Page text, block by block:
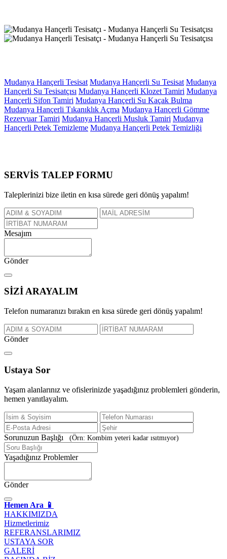
Mudanya Hançerli Tesisat Mudanya Hançerli Su Tesisat Mudanya
Hançerli Su Tesisatçısı Mudanya Hançerli Klozet Tamiri Mudanya
Hançerli Sifon Tamiri Mudanya Hançerli Su Kaçak Bulma
Mudanya Hançerli Tıkanıklık Açma Mudanya Hançerli Gömme
Rezervuar Tamiri Mudanya Hançerli Musluk Tamiri Mudanya
Hançerli Petek Temizleme Mudanya Hançerli Petek Temizliği
SERVİS TALEP FORMU
Taleplerinizi bize iletin en kısa sürede geri dönüş yapalım!
Mesajım
Gönder
SİZİARAYALIM
Telefon numaranızı bırakın en kısa sürede geri dönüş yapalım!
Gönder
Ustaya Sor
Yaşam alanlarınız ve ofislerinizde yaşadığınız problemleri gönderin,
hemen yanıtlayalım.
Sorunuzun Başlığı (Örn: Kombim yeteri kadar ısıtmıyor)
Yaşadığınız Problemler
Gönder
Hemen Ara 📱
HAKKIMIZDA
Hizmetlerimiz
REFERANSLARIMIZ
USTAYA SOR
GALERİ